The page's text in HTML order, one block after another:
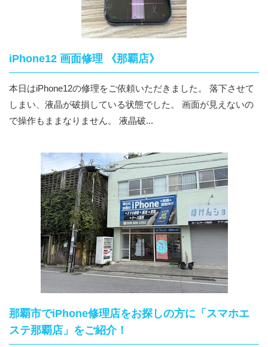
iPhone12 画面修理 《那覇店》
本日はiPhone12の修理をご依頼いただきました。 落下させて
しまい、液晶が破損している状態でした。 画面が見えないの
で操作もままなりません。 液晶破...
那覇市でiPhone修理店をお探しの方に「スマホエ
ステ那覇店」をご紹介！